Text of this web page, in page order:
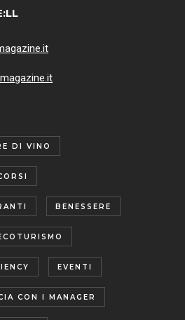
DI VINO
BENESSERE
EVENTI
CON I MANAGER